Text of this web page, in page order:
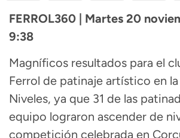
FERROL360 | Martes 20
9:38
Magníficos resultados para el
Ferrol de patinaje artístico en la
Niveles, ya que 31 de las
equipo lograron ascender de
competición celebrada en